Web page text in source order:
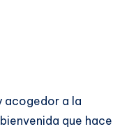
acogedor a la
que hace